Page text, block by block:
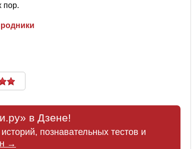
пор.
родники
в Дзене!
познавательных тестов и
→